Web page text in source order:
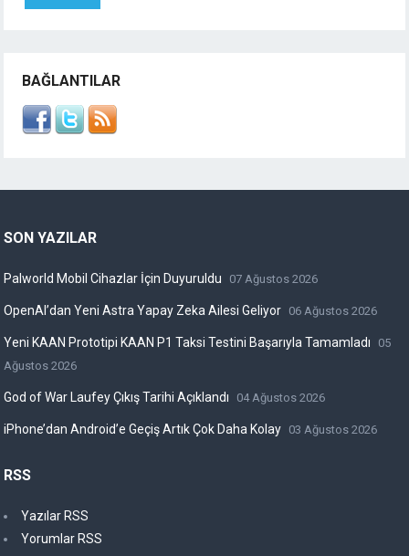
BAĞLANTILAR
SON YAZILAR
Palworld Mobil Cihazlar İçin Duyuruldu 07 Ağustos 2026
OpenAI’dan Yeni Astra Yapay Zeka Ailesi Geliyor 06 Ağustos 2026
Yeni KAAN Prototipi KAAN P1 Taksi Testini Başarıyla Tamamladı
05
Ağustos 2026
God of War Laufey Çıkış Tarihi Açıklandı 04 Ağustos 2026
iPhone’dan Android’e Geçiş Artık Çok Daha Kolay 03 Ağustos 2026
RSS
Yazılar RSS
Yorumlar RSS